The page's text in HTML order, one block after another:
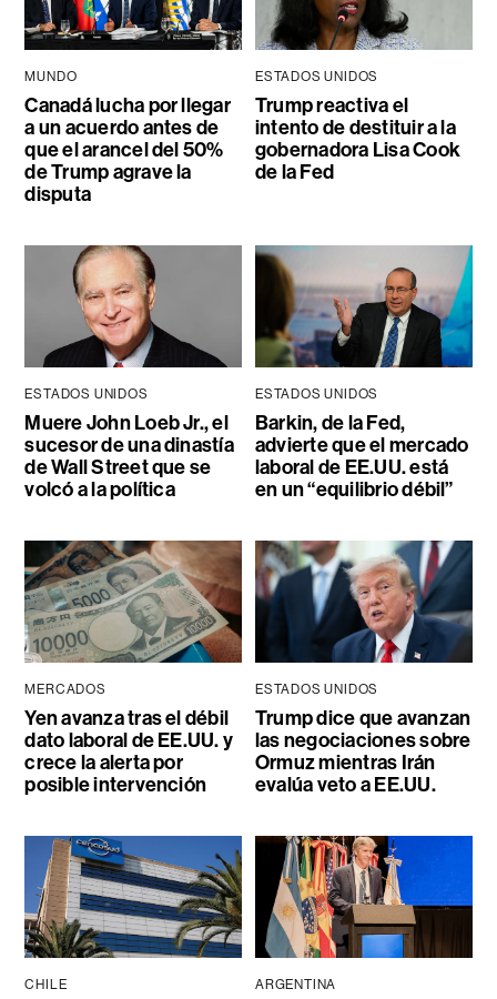
MUNDO
Canadá lucha por llegar
a un acuerdo antes de
que el arancel del 50%
de Trump agrave la
disputa
ESTADOS UNIDOS
Trump reactiva el
intento de destituir a la
gobernadora Lisa Cook
de la Fed
ESTADOS UNIDOS
Muere John Loeb Jr., el
sucesor de una dinastía
de Wall Street que se
volcó a la política
ESTADOS UNIDOS
Barkin, de la Fed,
advierte que el mercado
laboral de EE.UU. está
en un “equilibrio débil”
MERCADOS
Yen avanza tras el débil
dato laboral de EE.UU. y
crece la alerta por
posible intervención
ESTADOS UNIDOS
Trump dice que avanzan
las negociaciones sobre
Ormuz mientras Irán
evalúa veto a EE.UU.
CHILE ARGENTINA